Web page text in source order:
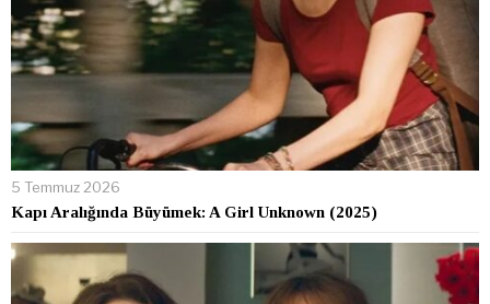
5 Temmuz 2026
Kapı Aralığında Büyümek: A Girl Unknown (2025)